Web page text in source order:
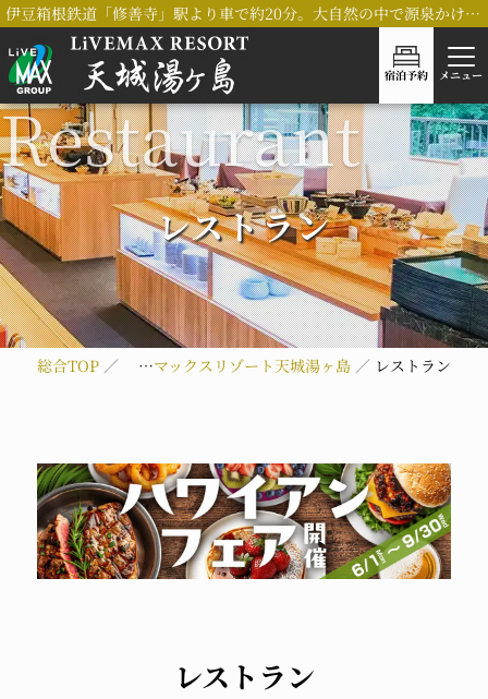
伊豆箱根鉄道「修善寺」駅より車で約20分。大自然の中で源泉かけ流し「木太刀の湯」を堪能いただける、リブマックスリゾート天城湯ヶ島
宿泊予約 メニュー
レストラン
総合TOP リブマックスリゾート天城湯ヶ島 レストラン
レストラン